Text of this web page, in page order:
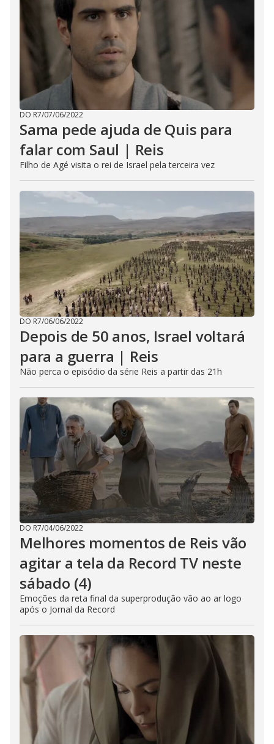
DO R7/07/06/2022
Sama pede ajuda de Quis para
falar com Saul | Reis
Filho de Agé visita o rei de Israel pela terceira vez
DO R7/06/06/2022
Depois de 50 anos, Israel voltará
para a guerra | Reis
Não perca o episódio da série Reis a partir das 21h
DO R7/04/06/2022
Melhores momentos de Reis vão
agitar a tela da Record TV neste
sábado (4)
Emoções da reta final da superprodução vão ao ar logo
após o Jornal da Record